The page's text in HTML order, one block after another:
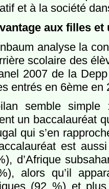
et à la société
aux filles
analyse la
scolaire des
2007 de la
entrés en 6ème en
semble simple
un baccalauréat
qui s’en
est
d’Afrique
alors qu’il
(92 %) et